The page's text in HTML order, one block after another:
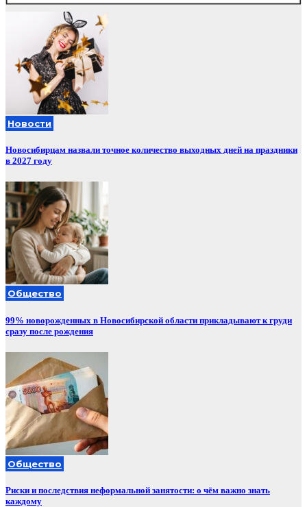
Новости
Новосибирцам назвали точное количество выходных дней на праздники
в 2027 году
Общество
99% новорожденных в Новосибирской области прикладывают к груди
сразу после рождения
Общество
Риски и последствия неформальной занятости: о чём важно знать
каждому